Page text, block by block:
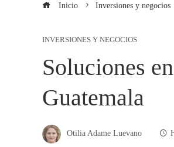
Inicio Inversiones y negocios
INVERSIONES Y NEGOCIOS
Soluciones
Guatemala
Otilia Adame Luevano